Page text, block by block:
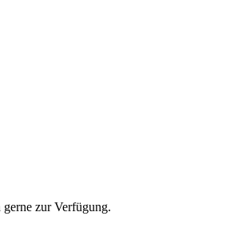
zur Verfügung.